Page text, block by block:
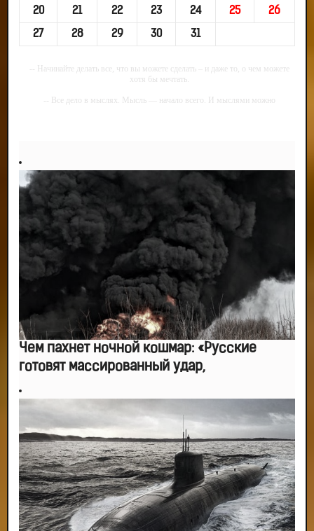
20 21 22 23 24 25 26
27 28 29 30 31
-- Начинайте делать все, что вы можете сделать – и даже то, о чем можете
хотя бы мечтать.
-- Все дело в мыслях. Мысль — начало всего. И мыслями можно
-- Самое большое богатство — это ум. Самая большая нищета — глупость.
Из всех страхов самый пугающий — самолюбование.
-- Лучшее, что можно сделать с хорошим советом, это пропустить его
мимо ушей. Он никогда не бывает полезен никому, кроме того, кто его дал.
-- Люблю давать советы и очень не люблю, когда их дают мне.
Чем пахнет ночной кошмар: «Русские
готовят массированный удар,